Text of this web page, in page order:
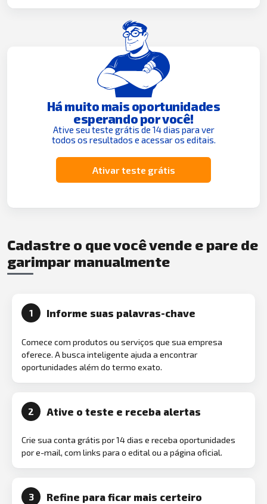
Há muito mais oportunidades
esperando por você!
Ative seu teste grátis de 14 dias para ver
todos os resultados e acessar os editais.
Ativar teste grátis
Cadastre o que você vende e pare de
garimpar manualmente
1 Informe suas palavras-chave
Comece com produtos ou serviços que sua empresa
oferece. A busca inteligente ajuda a encontrar
oportunidades além do termo exato.
2 Ative o teste e receba alertas
Crie sua conta grátis por 14 dias e receba oportunidades
por e-mail, com links para o edital ou a página oficial.
3 Refine para ficar mais certeiro